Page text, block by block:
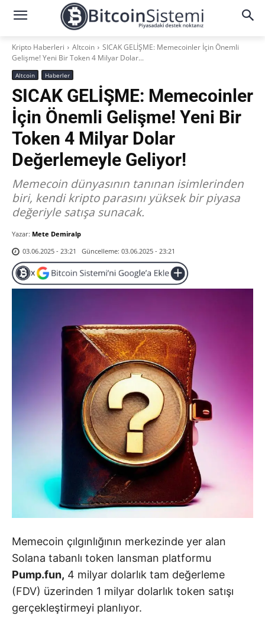
Kripto Haberleri Altcoin
SICAK GELİŞME: Memecoinler İçin Önemli
Gelişme! Yeni Bir Token 4 Milyar Dolar...
Altcoin Haberler
SICAK GELİŞME: Memecoinler
İçin Önemli Gelişme! Yeni Bir
Token 4 Milyar Dolar
Değerlemeyle Geliyor!
Memecoin dünyasının tanınan isimlerinden
biri, kendi kripto parasını yüksek bir piyasa
değeriyle satışa sunacak.
Yazar: Mete Demiralp
03.06.2025 - 23:21
Güncelleme: 03.06.2025 - 23:21
Memecoin çılgınlığının merkezinde yer alan
Solana tabanlı token lansman platformu
Pump.fun, 4 milyar dolarlık tam değerleme
(FDV) üzerinden 1 milyar dolarlık token satışı
gerçekleştirmeyi planlıyor.